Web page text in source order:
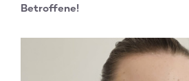
Betroffene!